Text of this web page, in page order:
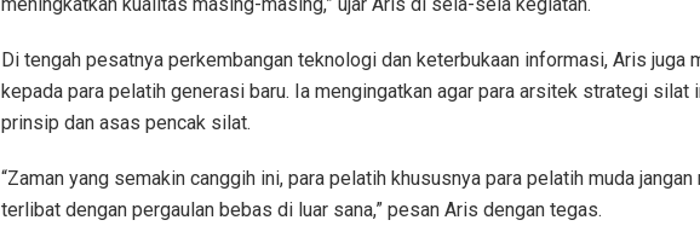
Di tengah pesatnya perkembangan teknologi dan keterbukaan informasi, Aris juga
kepada para pelatih generasi baru. Ia mengingatkan agar para arsitek strategi silat
prinsip dan asas pencak silat.
“Zaman yang semakin canggih ini, para pelatih khususnya para pelatih muda
terlibat dengan pergaulan bebas di luar sana,” pesan Aris dengan tegas.